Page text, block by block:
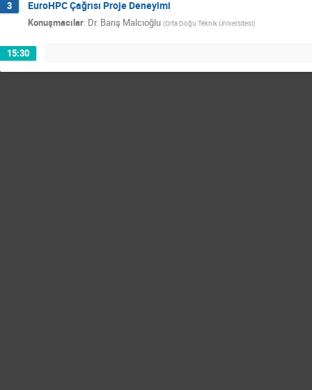
3 EuroHPC Çağrısı Proje Deneyimi
Konuşmacılar: Dr. Barış Malcıoğlu (Orta Doğu Teknik Üniversitesi)
15:30